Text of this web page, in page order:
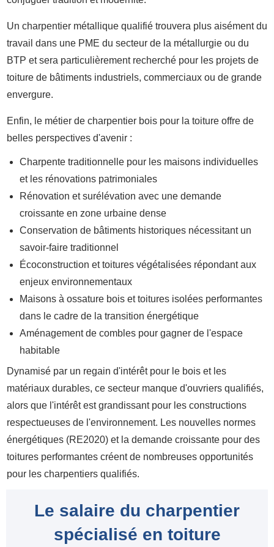
Un charpentier métallique qualifié trouvera plus aisément du
travail dans une PME du secteur de la métallurgie ou du
BTP et sera particulièrement recherché pour les projets de
toiture de bâtiments industriels, commerciaux ou de grande
envergure.
Enfin, le métier de charpentier bois pour la toiture offre de
belles perspectives d'avenir :
Charpente traditionnelle pour les maisons individuelles
et les rénovations patrimoniales
Rénovation et surélévation avec une demande
croissante en zone urbaine dense
Conservation de bâtiments historiques nécessitant un
savoir-faire traditionnel
Écoconstruction et toitures végétalisées répondant aux
enjeux environnementaux
Maisons à ossature bois et toitures isolées performantes
dans le cadre de la transition énergétique
Aménagement de combles pour gagner de l'espace
habitable
Dynamisé par un regain d'intérêt pour le bois et les
matériaux durables, ce secteur manque d'ouvriers qualifiés,
alors que l'intérêt est grandissant pour les constructions
respectueuses de l'environnement. Les nouvelles normes
énergétiques (RE2020) et la demande croissante pour des
toitures performantes créent de nombreuses opportunités
pour les charpentiers qualifiés.
Le salaire du charpentier
spécialisé en toiture